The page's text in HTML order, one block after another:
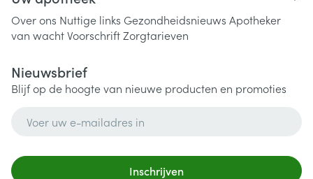
Over ons Nuttige links Gezondheidsnieuws Apotheker
van wachtVoorschriftZorgtarieven
Nieuwsbrief
Blijf op de hoogte van nieuwe producten en promoties
Inschrijven